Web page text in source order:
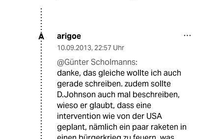
A arigoe
10.09.2013, 22:57 Uhr
@Günter Scholmanns:
danke, das gleiche wollte ich auch
gerade schreiben. zudem sollte
D.Johnson auch mal beschreiben,
wieso er glaubt, dass eine
intervention wie von der USA
geplant, nämlich ein paar raketen in